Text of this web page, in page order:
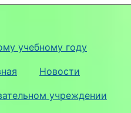
учебному году
Новости
учреждении